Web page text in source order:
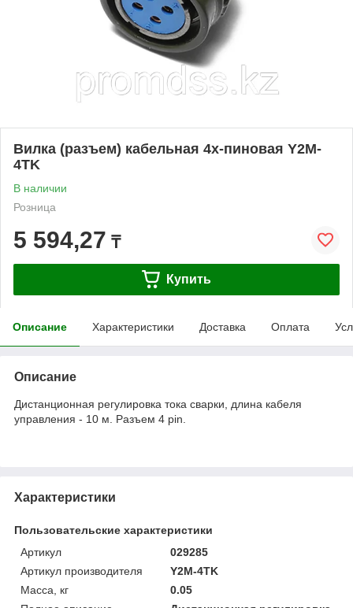
Вилка (разъем) кабельная 4х-пиновая Y2M-
4TK
В наличии
Розница
5 594,27 ₸
Купить
Описание Характеристики Доставка Оплата
Описание
Дистанционная регулировка тока сварки, длина кабеля
управления - 10 м. Разъем 4 pin.
Характеристики
Пользовательские характеристики
Артикул
029285
Артикул производителя
Y2M-4TK
Масса, кг
0.05